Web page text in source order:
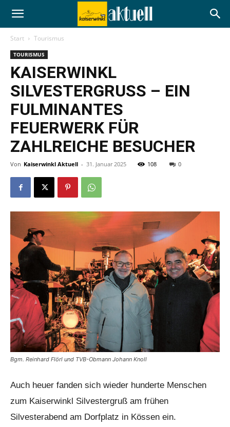
Start Tourismus
TOURISMUS
KAISERWINKL
SILVESTERGRUSS – EIN F
ULMINANTES F
EUERWERK FÜR Z
AHLREICHE BESUCHER
Von Kaiserwinkl Aktuell - 31. Januar 2025 108 0
Bgm. Reinhard Flörl und TVB-Obmann Johann Knoll
Auch heuer fanden sich wieder hunderte Menschen
zum Kaiserwinkl Silvestergruß am frühen
Silvesterabend am Dorfplatz in Kössen ein.